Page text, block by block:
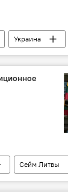
Украина
Сейм Литвы